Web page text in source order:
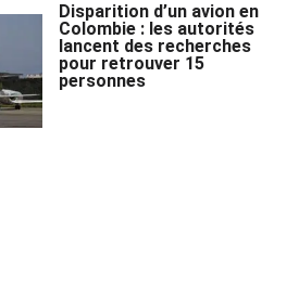
Disparition d’un avion en
Colombie : les autorités
lancent des recherches
pour retrouver 15
personnes